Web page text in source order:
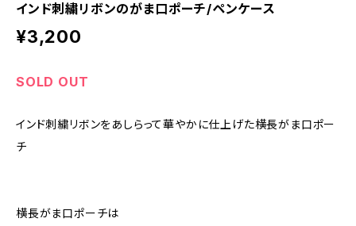
インド刺繍リボンのがま口ポーチ/ペンケース
¥3,200
SOLD OUT
インド刺繍リボンをあしらって華やかに仕上げた横長がま口ポー
チ
横長がま口ポーチは